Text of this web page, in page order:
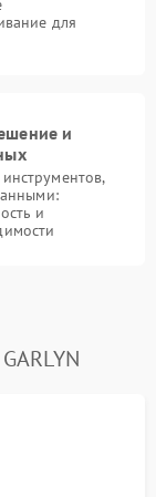
для
и
и